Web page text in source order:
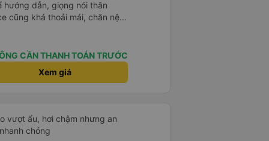
dẫn, giọng nói thân
ban đầu dự kiến là Ngã 3
nhưng các anh hướng dẫn
nào dám chở đâu ( vì đây là
CẦN THANH TOÁN TRƯỚC
Xem giá
vượt ẩu, hơi chậm nhưng an
chóng